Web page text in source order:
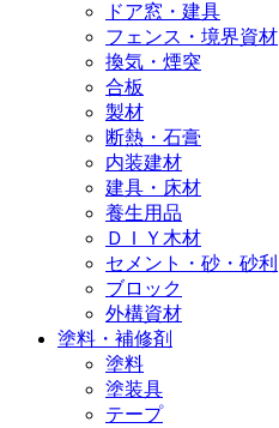
ドア窓・建具
フェンス・境界資材
換気・煙突
合板
製材
断熱・石膏
内装建材
建具・床材
養生用品
ＤＩＹ木材
セメント・砂・砂利
ブロック
外構資材
塗料・補修剤
塗料
塗装具
テープ